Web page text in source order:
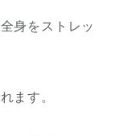
身をストレッ
ます。